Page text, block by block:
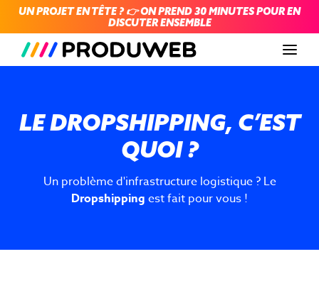
UN PROJET EN TÊTE ? 👉 ON PREND 30 MINUTES POUR EN
DISCUTER ENSEMBLE
Menu
LE DROPSHIPPING, C’EST
QUOI ?
Un problème d'infrastructure logistique ? Le
Dropshipping est fait pour vous !